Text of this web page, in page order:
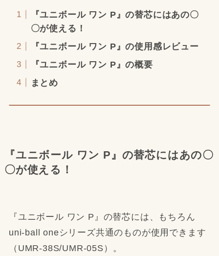
『ユニボール ワン P』の替芯にはあの〇
〇が使える！
『ユニボール ワン P』の使用感レビュー
『ユニボール ワン P』の概要
まとめ
『ユニボール ワン P』の替芯にはあの〇
〇が使える！
『ユニボール ワン P』の替芯には、もちろん
uni-ball oneシリーズ共通のものが使用できます
（UMR-38S/UMR-05S）。